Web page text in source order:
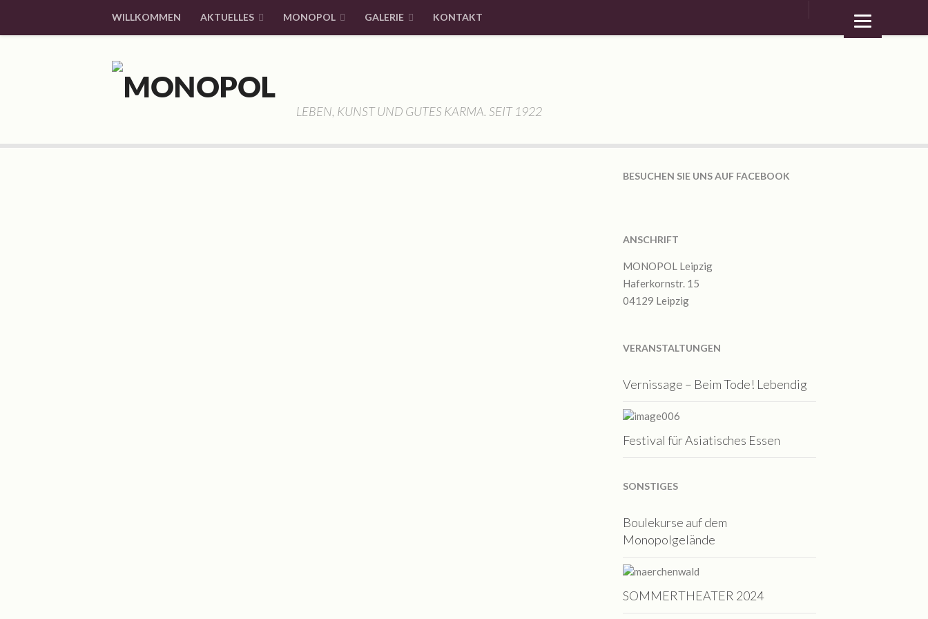
WILLKOMMEN AKTUELLES MONOPOL GALERIE KONTAKT
LEBEN, KUNST UND GUTES KARMA. SEIT 1922
BESUCHEN SIE UNS AUF FACEBOOK
ANSCHRIFT
MONOPOL Leipzig
Haferkornstr. 15
04129 Leipzig
VERANSTALTUNGEN
Vernissage – Beim Tode! Lebendig
Festival für Asiatisches Essen
SONSTIGES
Boulekurse auf dem
Monopolgelände
SOMMERTHEATER 2024